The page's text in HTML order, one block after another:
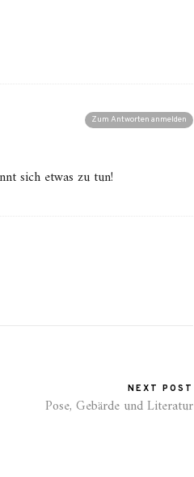
Zum Antworten anmelden
sich etwas zu tun!
NEXT POST
Pose, Gebärde und Literatur